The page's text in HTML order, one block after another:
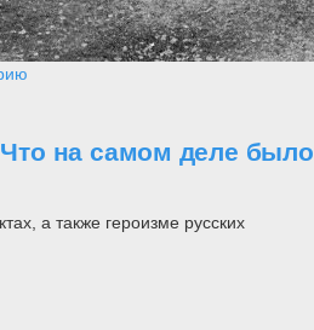
на самом деле было
а также героизме русских